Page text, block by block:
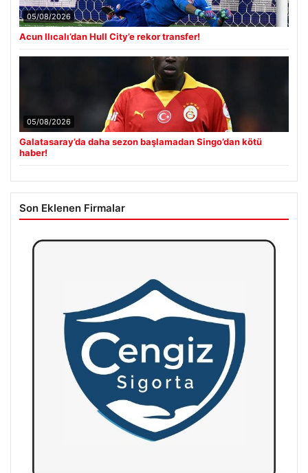
05/08/2026
Acun Ilıcalı’dan Hull City’e rekor transfer!
05/08/2026
Galatasaray’da daha sezon başlamadan Singo’dan kötü
haber!
Son Eklenen Firmalar